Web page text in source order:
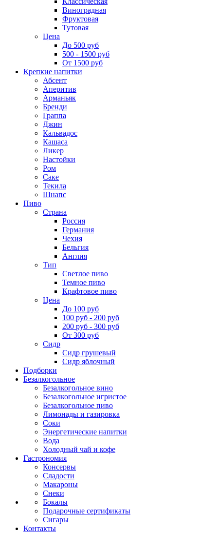
Виноградная
Фруктовая
Тутовая
Цена
До 500 руб
500 - 1500 руб
От 1500 руб
Крепкие напитки
Абсент
Аперитив
Арманьяк
Бренди
Граппа
Джин
Кальвадос
Кашаса
Ликер
Настойки
Ром
Саке
Текила
Шнапс
Пиво
Страна
Россия
Германия
Чехия
Бельгия
Англия
Тип
Светлое пиво
Темное пиво
Крафтовое пиво
Цена
До 100 руб
100 руб - 200 руб
200 руб - 300 руб
От 300 руб
Сидр
Сидр грушевый
Сидр яблочный
Подборки
Безалкогольное
Безалкогольное вино
Безалкогольное игристое
Безалкогольное пиво
Лимонады и газировка
Соки
Энергетические напитки
Вода
Холодный чай и кофе
Гастрономия
Консервы
Сладости
Макароны
Снеки
Бокалы
Подарочные сертификаты
Сигары
Контакты